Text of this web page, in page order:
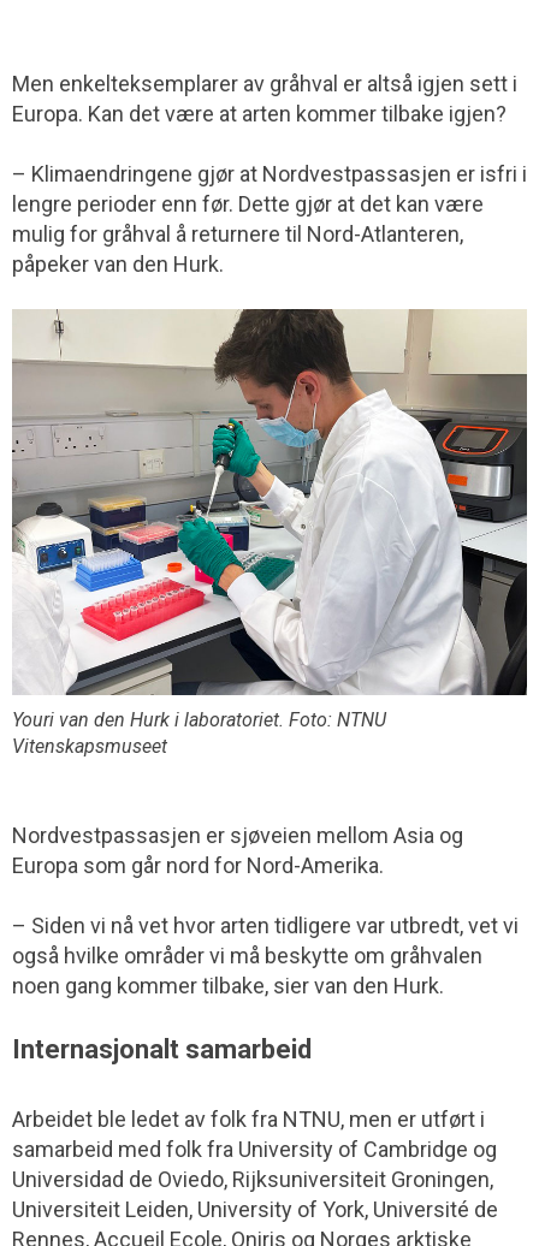
Men enkelteksemplarer av gråhval er altså igjen sett i
Europa. Kan det være at arten kommer tilbake igjen?
– Klimaendringene gjør at Nordvestpassasjen er isfri i
lengre perioder enn før. Dette gjør at det kan være
mulig for gråhval å returnere til Nord-Atlanteren,
påpeker van den Hurk.
Youri van den Hurk i laboratoriet. Foto: NTNU
Vitenskapsmuseet
Nordvestpassasjen er sjøveien mellom Asia og
Europa som går nord for Nord-Amerika.
– Siden vi nå vet hvor arten tidligere var utbredt, vet vi
også hvilke områder vi må beskytte om gråhvalen
noen gang kommer tilbake, sier van den Hurk.
Internasjonalt samarbeid
Arbeidet ble ledet av folk fra NTNU, men er utført i
samarbeid med folk fra University of Cambridge og
Universidad de Oviedo, Rijksuniversiteit Groningen,
Universiteit Leiden, University of York, Université de
Rennes, Accueil Ecole, Oniris og Norges arktiske